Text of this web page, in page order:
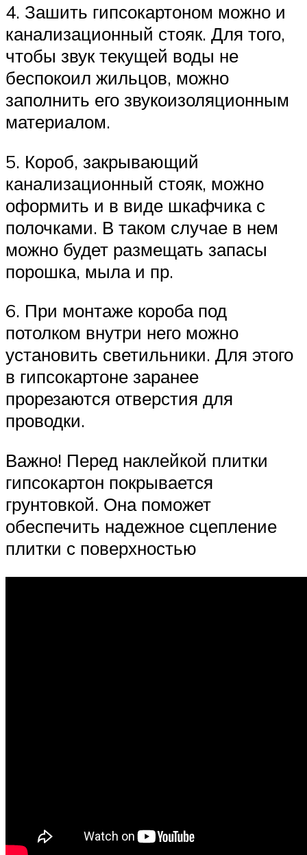
4. Зашить гипсокартоном можно и
канализационный стояк. Для того,
чтобы звук текущей воды не
беспокоил жильцов, можно
заполнить его звукоизоляционным
материалом.
5. Короб, закрывающий
канализационный стояк, можно
оформить и в виде шкафчика с
полочками. В таком случае в нем
можно будет размещать запасы
порошка, мыла и пр.
6. При монтаже короба под
потолком внутри него можно
установить светильники. Для этого
в гипсокартоне заранее
прорезаются отверстия для
проводки.
Важно! Перед наклейкой плитки
гипсокартон покрывается
грунтовкой. Она поможет
обеспечить надежное сцепление
плитки с поверхностью